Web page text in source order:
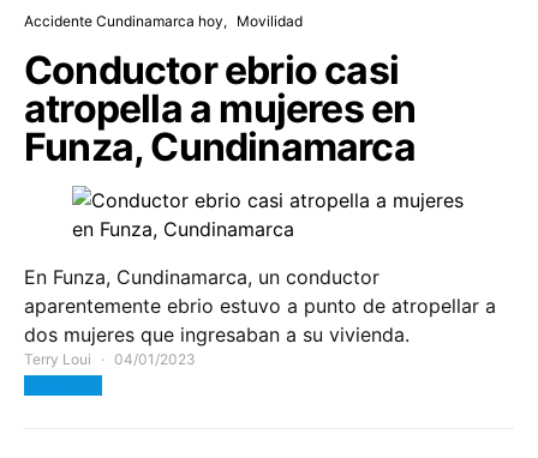
Accidente Cundinamarca hoy Movilidad
Conductor ebrio casi
atropella a mujeres en
Funza, Cundinamarca
En Funza, Cundinamarca, un conductor
aparentemente ebrio estuvo a punto de atropellar a
dos mujeres que ingresaban a su vivienda.
Terry Loui 04/01/2023